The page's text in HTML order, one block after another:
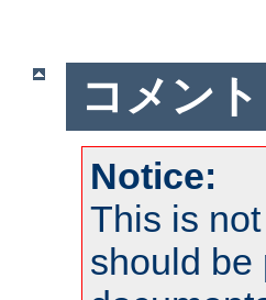
コメント
Notice:
This is
should be